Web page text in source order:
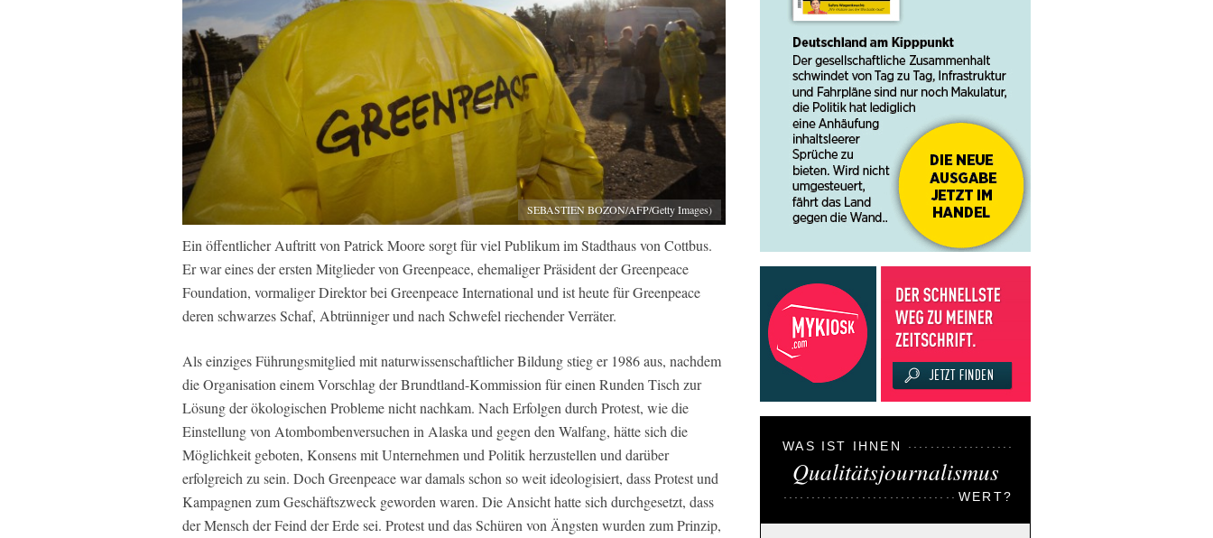
SEBASTIEN BOZON/AFP/Getty Images)
Ein öffentlicher Auftritt von Patrick Moore sorgt für viel Publikum im Stadthaus von Cottbus.
Er war eines der ersten Mitglieder von Greenpeace, ehemaliger Präsident der Greenpeace
Foundation, vormaliger Direktor bei Greenpeace International und ist heute für Greenpeace
deren schwarzes Schaf, Abtrünniger und nach Schwefel riechender Verräter.
Als einziges Führungsmitglied mit naturwissenschaftlicher Bildung stieg er 1986 aus, nachdem
die Organisation einem Vorschlag der Brundtland-Kommission für einen Runden Tisch zur
Lösung der ökologischen Probleme nicht nachkam. Nach Erfolgen durch Protest, wie die
Einstellung von Atombombenversuchen in Alaska und gegen den Walfang, hätte sich die
Möglichkeit geboten, Konsens mit Unternehmen und Politik herzustellen und darüber
erfolgreich zu sein. Doch Greenpeace war damals schon so weit ideologisiert, dass Protest und
Kampagnen zum Geschäftszweck geworden waren. Die Ansicht hatte sich durchgesetzt, dass
der Mensch der Feind der Erde sei. Protest und das Schüren von Ängsten wurden zum Prinzip,
WAS IST IHNEN
Qualitätsjournalismus
WERT?